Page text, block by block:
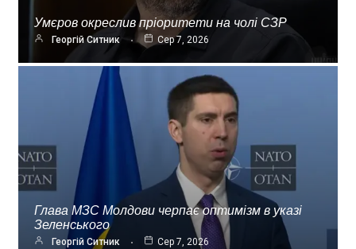
Умєров окреслив пріоритети на чолі СЗР
Георгій Ситник Сер 7, 2026
Глава МЗС Молдови черпає оптимізм в указі
Зеленського
Георгій Ситник Сер 7, 2026